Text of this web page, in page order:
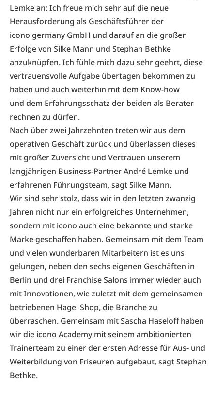
Lemke an: Ich freue mich sehr auf die neue
Herausforderung als Geschäftsführer der
icono germany GmbH und darauf an die großen
Erfolge von Silke Mann und Stephan Bethke
anzuknüpfen. Ich fühle mich dazu sehr geehrt, diese
vertrauensvolle Aufgabe übertagen bekommen zu
haben und auch weiterhin mit dem Know-how
und dem Erfahrungsschatz der beiden als Berater
rechnen zu dürfen.
Nach über zwei Jahrzehnten treten wir aus dem
operativen Geschäft zurück und überlassen dieses
mit großer Zuversicht und Vertrauen unserem
langjährigen Business-Partner André Lemke und
erfahrenen Führungsteam, sagt Silke Mann.
Wir sind sehr stolz, dass wir in den letzten zwanzig
Jahren nicht nur ein erfolgreiches Unternehmen,
sondern mit icono auch eine bekannte und starke
Marke geschaffen haben. Gemeinsam mit dem Team
und vielen wunderbaren Mitarbeitern ist es uns
gelungen, neben den sechs eigenen Geschäften in
Berlin und drei Franchise Salons immer wieder auch
mit Innovationen, wie zuletzt mit dem gemeinsamen
betriebenen Hagel Shop, die Branche zu
überraschen. Gemeinsam mit Sascha Haseloff haben
wir die icono Academy mit seinem ambitionierten
Trainerteam zu einer der ersten Adresse für Aus- und
Weiterbildung von Friseuren aufgebaut, sagt Stephan
Bethke.